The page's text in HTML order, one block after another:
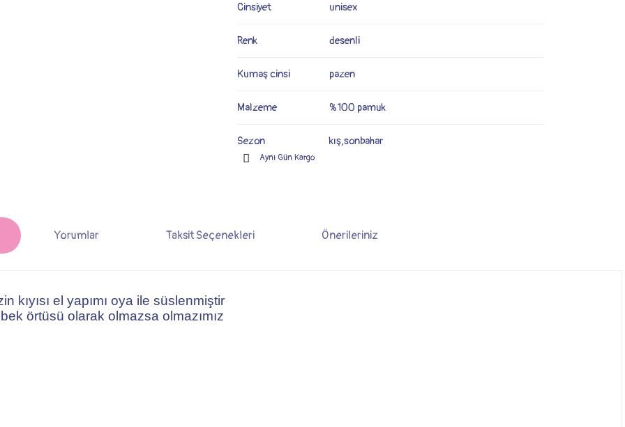
Cinsiyet unisex
Renk desenli
Kumaş cinsi pazen
Malzeme %100 pamuk
Sezon kış,sonbahar
Aynı Gün Kargo
Yorumlar Taksit Seçenekleri Önerileriniz
kıyısı el yapımı oya ile süslenmiştir
örtüsü olarak olmazsa olmazımız